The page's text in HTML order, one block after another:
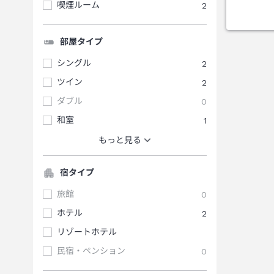
喫煙ルーム
2
部屋タイプ
シングル
2
ツイン
2
ダブル
0
和室
1
もっと見る
宿タイプ
旅館
0
ホテル
2
リゾートホテル
民宿・ペンション
0